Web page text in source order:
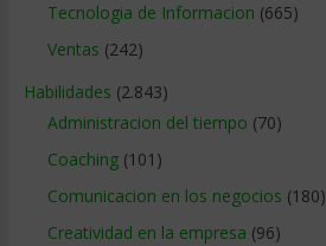
Tecnologia de Informacion (665)
Ventas (242)
Habilidades (2.843)
Administracion del tiempo (70)
Coaching(101)
Comunicacion en los negocios (180)
Creatividad en la empresa (96)